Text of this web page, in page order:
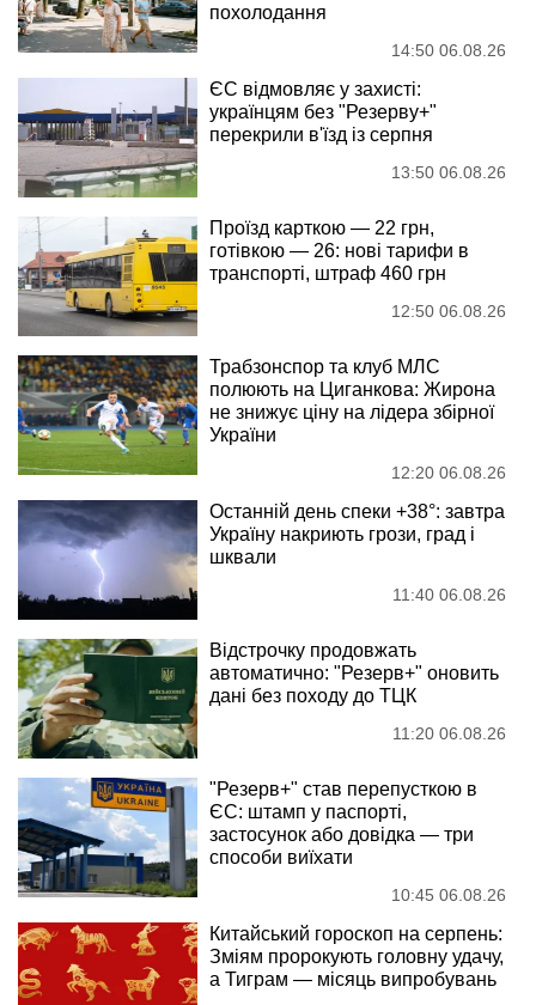
похолодання
14:50 06.08.26
ЄС відмовляє у захисті:
українцям без "Резерву+"
перекрили в'їзд із серпня
13:50 06.08.26
Проїзд карткою — 22 грн,
готівкою — 26: нові тарифи в
транспорті, штраф 460 грн
12:50 06.08.26
Трабзонспор та клуб МЛС
полюють на Циганкова: Жирона
не знижує ціну на лідера збірної
України
12:20 06.08.26
Останній день спеки +38°: завтра
Україну накриють грози, град і
шквали
11:40 06.08.26
Відстрочку продовжать
автоматично: "Резерв+" оновить
дані без походу до ТЦК
11:20 06.08.26
"Резерв+" став перепусткою в
ЄС: штамп у паспорті,
застосунок або довідка — три
способи виїхати
10:45 06.08.26
Китайський гороскоп на серпень:
Зміям пророкують головну удачу,
а Тиграм — місяць випробувань